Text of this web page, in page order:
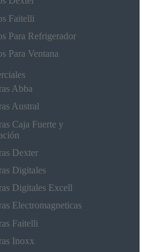
Faitelli
Para Refrigerador
Para Ventana
Abba
Austral
Caja Fuerte y
Dexter
Digitales
Digitales Excell
Electromagneticas
Faitelli
Inoxx